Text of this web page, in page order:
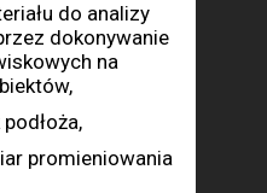
do analizy
dokonywanie
na
promieniowania